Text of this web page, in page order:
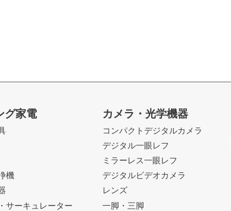
グ家電
機
サーキュレーター
カメラ・光学機器
コンパクトデジタルカメラ
デジタル一眼レフ
ミラーレス一眼レフ
デジタルビデオカメラ
レンズ
一脚・三脚